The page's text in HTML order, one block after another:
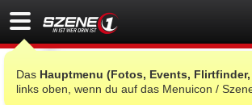
Das Hauptmenu (Fotos, Events, Flirtfinder,
links oben, wenn du auf das Menuicon /
Einfache Suche